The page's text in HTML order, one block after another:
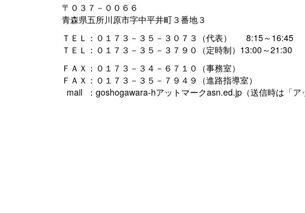
〒０３７－００６６
青森県五所川原市字中平井町３番地３
ＴＥＬ：０１７３－３５－３０７３（代表） 8:15～16:45
ＴＥＬ：０１７３－３５－３７９０（定時制）13:00～21:30
ＦＡＸ：０１７３－３４－６７１０（事務室）
ＦＡＸ：０１７３－３５－７９４９（進路指導室）
mail ：goshogawara-hアットマークasn.ed.jp（送信時は「ア